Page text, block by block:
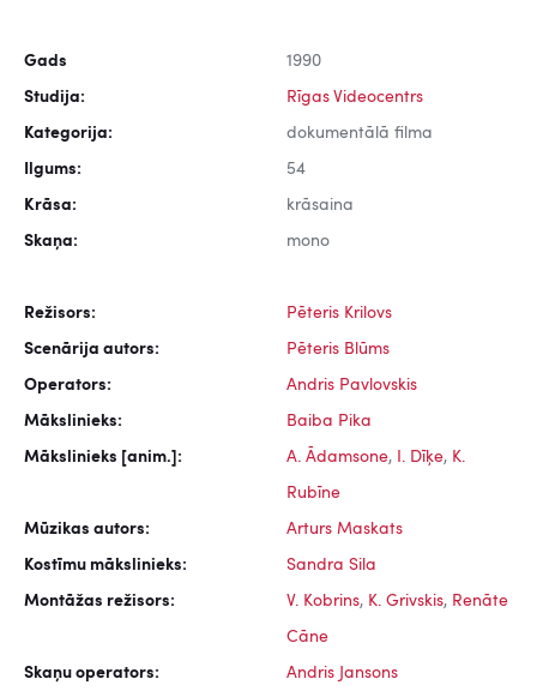
Gads 1990
Studija: Rīgas Videocentrs
Kategorija: dokumentālā filma
Ilgums: 54
Krāsa: krāsaina
Skaņa: mono
Režisors: Pēteris Krilovs
Scenārija autors: Pēteris Blūms
Operators: Andris Pavlovskis
Mākslinieks: Baiba Pika
Mākslinieks [anim.]: A. Ādamsone, I. Dīķe, K.
Rubīne
Mūzikas autors: Arturs Maskats
Kostīmu mākslinieks: Sandra Sila
Montāžas režisors: V. Kobrins, K. Grivskis, Renāte
Cāne
Skaņu operators: Andris Jansons